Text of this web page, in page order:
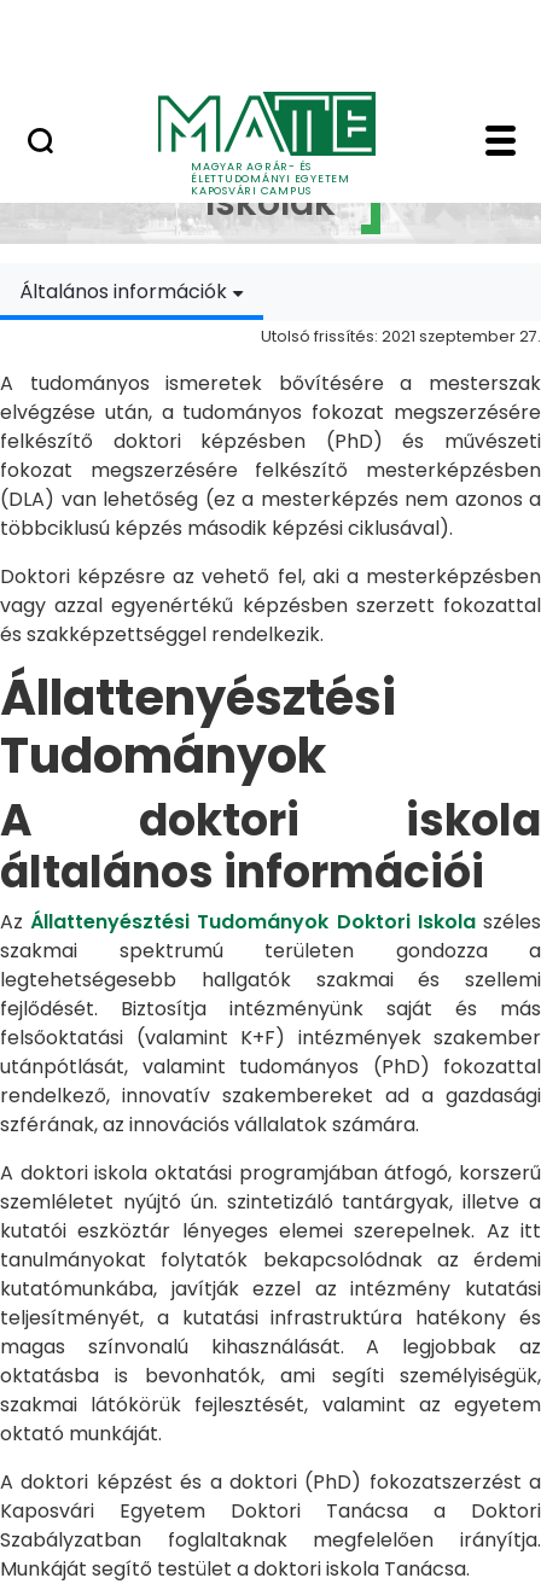
MAGYAR AGRÁR- ÉS
ÉLETTUDOMÁNYI EGYETEM
KAPOSVÁRI CAMPUS
Doktori Iskolák -
Doktori
Iskolák
Általános információk
Utolsó frissítés: 2021 szeptember 27.
A tudományos ismeretek bővítésére a mesterszak
elvégzése után, a tudományos fokozat megszerzésére
felkészítő doktori képzésben (PhD) és művészeti
fokozat megszerzésére felkészítő mesterképzésben
(DLA) van lehetőség (ez a mesterképzés nem azonos a
többciklusú képzés második képzési ciklusával).
Doktori képzésre az vehető fel, aki a mesterképzésben
vagy azzal egyenértékű képzésben szerzett fokozattal
és szakképzettséggel rendelkezik.
Állattenyésztési
Tudományok
A doktori iskola
általános információi
AzÁllattenyésztési Tudományok Doktori Iskolaszéles
szakmai spektrumú területen gondozza a
legtehetségesebb hallgatók szakmai és szellemi
fejlődését. Biztosítja intézményünk saját és más
felsőoktatási (valamint K+F) intézmények szakember
utánpótlását, valamint tudományos (PhD) fokozattal
rendelkező, innovatív szakembereket ad a gazdasági
szférának, az innovációs vállalatok számára.
A doktori iskola oktatási programjában átfogó, korszerű
szemléletet nyújtó ún. szintetizáló tantárgyak, illetve a
kutatói eszköztár lényeges elemei szerepelnek. Az itt
tanulmányokat folytatók bekapcsolódnak az érdemi
kutatómunkába, javítják ezzel az intézmény kutatási
teljesítményét, a kutatási infrastruktúra hatékony és
magas színvonalú kihasználását. A legjobbak az
oktatásba is bevonhatók, ami segíti személyiségük,
szakmai látókörük fejlesztését, valamint az egyetem
oktató munkáját.
A doktori képzést és a doktori (PhD) fokozatszerzést a
Kaposvári Egyetem Doktori Tanácsa a Doktori
Szabályzatban foglaltaknak megfelelően irányítja.
Munkáját segítő testület a doktori iskola Tanácsa.